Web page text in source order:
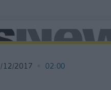
12/2017 02:00